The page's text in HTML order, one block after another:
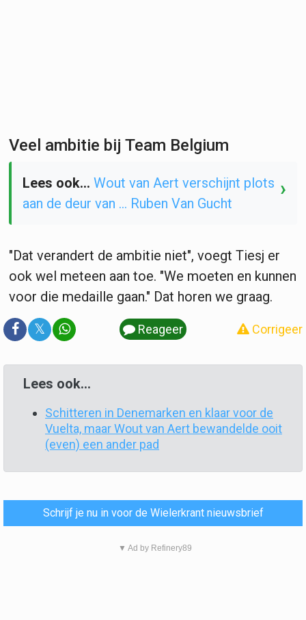
Veel ambitie bij Team Belgium
Lees ook... Wout van Aert verschijnt plots
aan de deur van ... Ruben Van Gucht
›
"Dat verandert de ambitie niet", voegt Tiesj er
ook wel meteen aan toe. "We moeten en kunnen
voor die medaille gaan." Dat horen we graag.
𝕏 Reageer Corrigeer
Lees ook...
Schitteren in Denemarken en klaar voor de
Vuelta, maar Wout van Aert bewandelde ooit
(even) een ander pad
Schrijf je nu in voor de Wielerkrant nieuwsbrief
▼ Ad by Refinery89